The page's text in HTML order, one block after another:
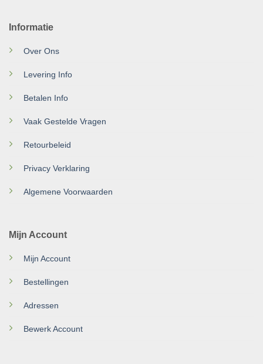
Informatie
Over Ons
Levering Info
Betalen Info
Vaak Gestelde Vragen
Retourbeleid
Privacy Verklaring
Algemene Voorwaarden
Mijn Account
Mijn Account
Bestellingen
Adressen
Bewerk Account